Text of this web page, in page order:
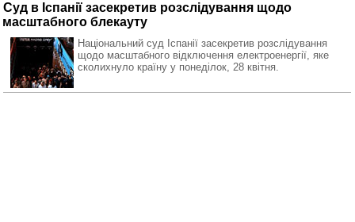
Суд в Іспанії засекретив розслідування щодо
масштабного блекауту
Національний суд Іспанії засекретив розслідування
щодо масштабного відключення електроенергії, яке
сколихнуло країну у понеділок, 28 квітня.